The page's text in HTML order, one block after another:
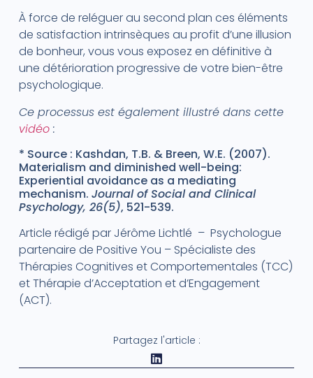
À force de reléguer au second plan ces éléments
de satisfaction intrinsèques au profit d’une illusion
de bonheur, vous vous exposez en définitive à
une détérioration progressive de votre bien-être
psychologique.
Ce processus est également illustré dans cette
vidéo :
* Source : Kashdan, T.B. & Breen, W.E. (2007).
Materialism and diminished well-being:
Experiential avoidance as a mediating
mechanism. Journal of Social and Clinical
Psychology, 26(5), 521-539.
Article rédigé par Jérôme Lichtlé – Psychologue
partenaire de Positive You – Spécialiste des
Thérapies Cognitives et Comportementales (TCC)
et Thérapie d’Acceptation et d’Engagement
(ACT).
Partagez l'article :